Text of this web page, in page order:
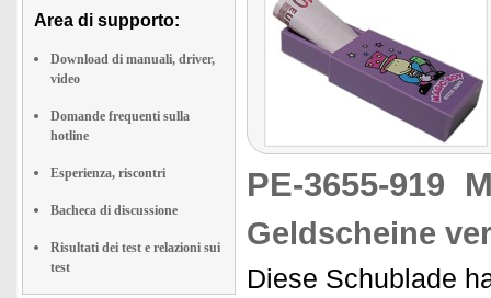
Area di supporto:
Download di manuali, driver,
video
Domande frequenti sulla
hotline
Esperienza, riscontri
Bacheca di discussione
Risultati dei test e relazioni sui
test
PE-3655-919
Geldscheine
Diese Schublade